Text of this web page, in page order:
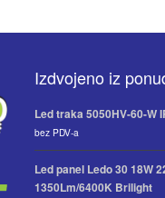
Izdvojeno iz
Led traka 5050HV-60-W
bez PDV-a
Led panel Ledo 30 18W
1350Lm/6400K Brilight